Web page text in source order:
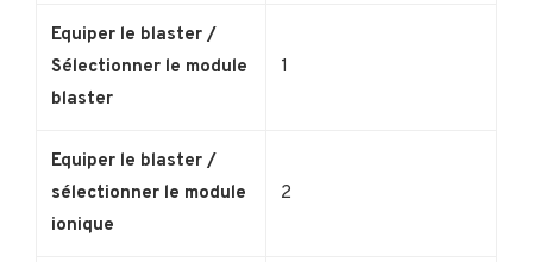
Equiper le blaster /
Sélectionner le module
blaster
1
Equiper le blaster /
sélectionner le module
ionique
2